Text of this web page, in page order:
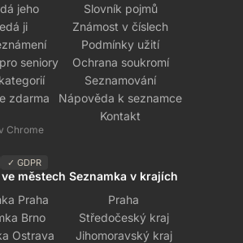
jeho
ji
seniory
zdarma
Chrome
✓ GDPR
Slovník pojmů
Známost v číslech
Podmínky užití
Ochrana soukromí
Seznamování
Nápověda k seznamce
Kontakt
městech
Praha
Brno
Ostrava
Seznamka v krajích
Praha
Středočeský kraj
Jihomoravský kraj